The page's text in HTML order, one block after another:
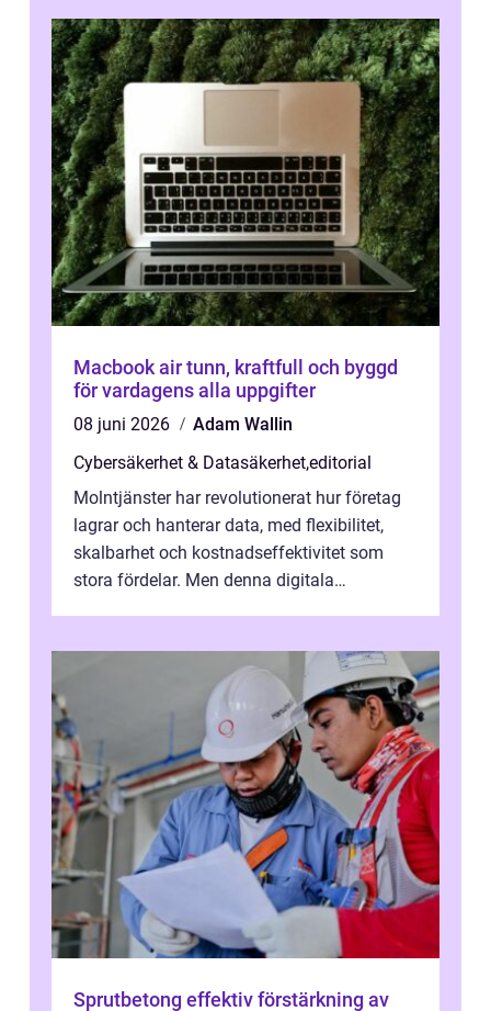
Macbook air tunn, kraftfull och byggd
för vardagens alla uppgifter
08 juni 2026
Adam Wallin
Cybersäkerhet & Datasäkerhet,editorial
Molntjänster har revolutionerat hur företag
lagrar och hanterar data, med flexibilitet,
skalbarhet och kostnadseffektivitet som
stora fördelar. Men denna digitala
Sprutbetong effektiv förstärkning av